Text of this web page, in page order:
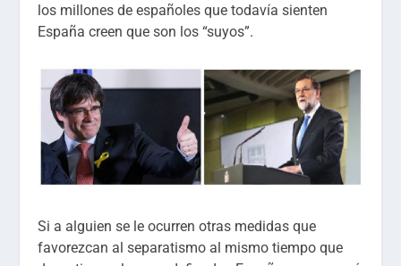
los millones de españoles que todavía sienten
España creen que son los “suyos”.
Si a alguien se le ocurren otras medidas que
favorezcan al separatismo al mismo tiempo que